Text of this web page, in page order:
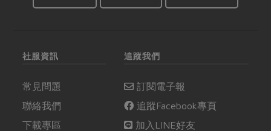
社服資訊
常見問題
聯絡我們
下載專區
追蹤我們
訂閱電子報
追蹤Facebook專頁
加入LINE好友